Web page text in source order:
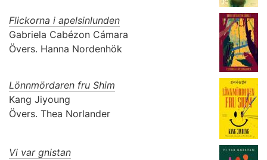
Flickorna i apelsinlunden
Gabriela Cabézon Cámara
Övers. Hanna Nordenhök
Lönnmördaren fru Shim
Kang Jiyoung
Övers. Thea Norlander
Vi var gnistan